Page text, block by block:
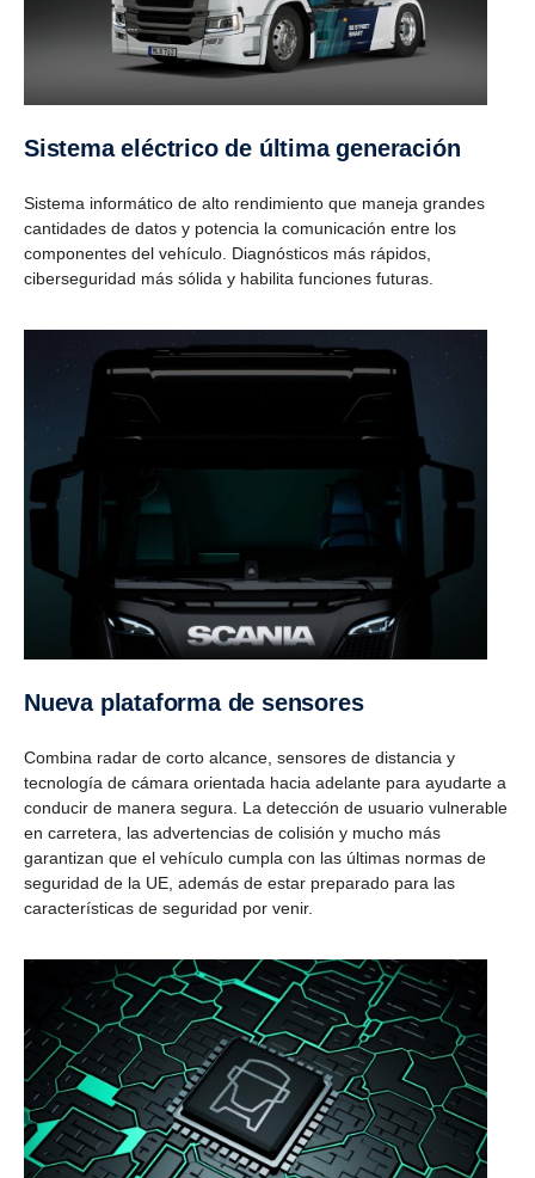
Sistema eléctrico de última generación
Sistema informático de alto rendimiento que maneja grandes
cantidades de datos y potencia la comunicación entre los
componentes del vehículo. Diagnósticos más rápidos,
ciberseguridad más sólida y habilita funciones futuras.
Nueva plataforma de sensores
Combina radar de corto alcance, sensores de distancia y
tecnología de cámara orientada hacia adelante para ayudarte a
conducir de manera segura. La detección de usuario vulnerable
en carretera, las advertencias de colisión y mucho más
garantizan que el vehículo cumpla con las últimas normas de
seguridad de la UE, además de estar preparado para las
características de seguridad por venir.